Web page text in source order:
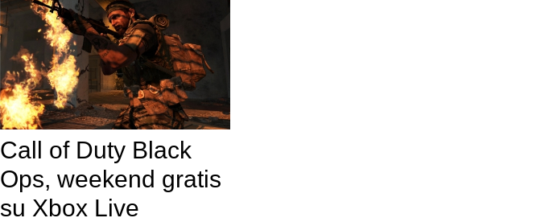
Call of Duty Black
Ops, weekend gratis
su Xbox Live